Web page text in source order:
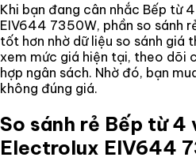
Khi bạn đang cân nhắc Bếp từ
EIV644 7350W, phần so sánh
tốt hơn nhờ dữ liệu so sánh giá
xem mức giá hiện tại, theo dõi
hợp ngân sách. Nhờ đó, bạn
không đúng giá.
So sánh rẻ Bếp từ 4
Electrolux EIV644